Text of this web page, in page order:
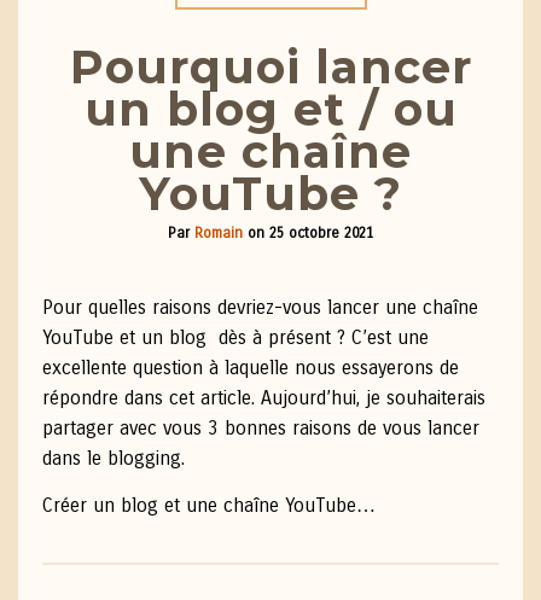
Pourquoi lancer
un blog et / ou
une chaîne
YouTube ?
Par Romain on 25 octobre 2021
Pour quelles raisons devriez-vous lancer une chaîne
YouTube et un blog dès à présent ? C’est une
excellente question à laquelle nous essayerons de
répondre dans cet article. Aujourd’hui, je souhaiterais
partager avec vous 3 bonnes raisons de vous lancer
dans le blogging.
Créer un blog et une chaîne YouTube…